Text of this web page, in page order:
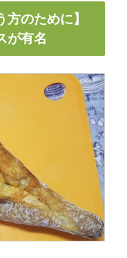
方のために】
が有名